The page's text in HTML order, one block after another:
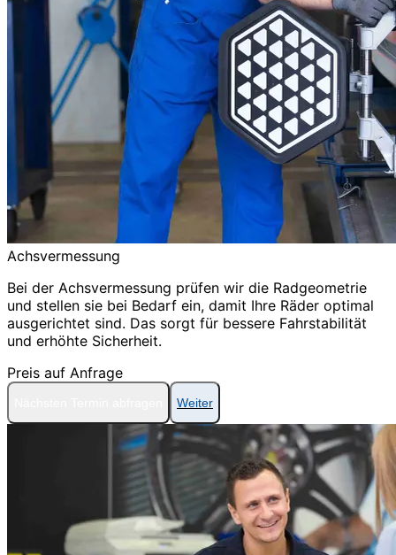
Achsvermessung
Bei der Achsvermessung prüfen wir die Radgeometrie
und stellen sie bei Bedarf ein, damit Ihre Räder optimal
ausgerichtet sind. Das sorgt für bessere Fahrstabilität
und erhöhte Sicherheit.
Preis auf Anfrage
Weiter